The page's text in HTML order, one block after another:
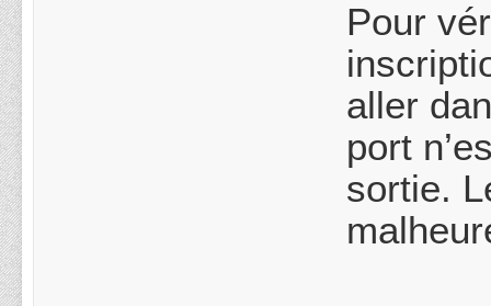
Pour
aller
port
sortie.